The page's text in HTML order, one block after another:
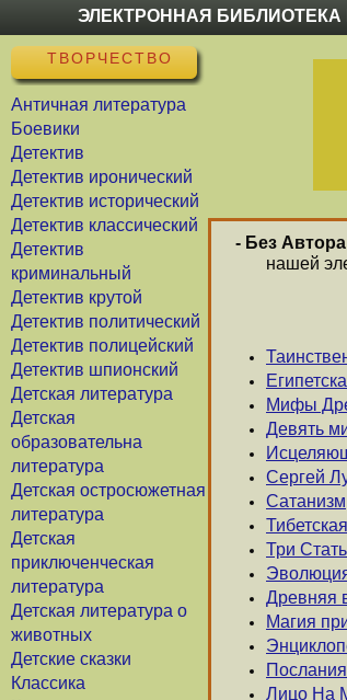
ЭЛЕКТРОННАЯ БИБЛИОТЕКА
ТВОРЧЕСТВО
Античная литература
Боевики
Детектив
Детектив иронический
Детектив исторический
Детектив классический
Детектив
криминальный
Детектив крутой
Детектив политический
Детектив полицейский
Детектив шпионский
Детская литература
Детская
образовательна
литература
Детская остросюжетная
литература
Детская
приключенческая
литература
Детская литература о
животных
Детские сказки
Классика
- Без Автора
нашей
Мифы
Девять
Сергей
Сатанизм
Три
Древняя
Магия
Лицо На